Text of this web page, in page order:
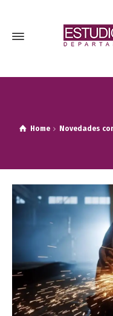
Home Novedades